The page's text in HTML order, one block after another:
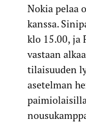
Nokia pelaa
kanssa.
klo 15.00, ja
vastaan
tilaisuuden
asetelman